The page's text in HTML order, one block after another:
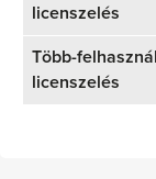
licenszelés
Több-
licenszelés